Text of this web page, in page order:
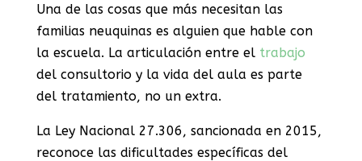
Una de las cosas que más necesitan las
familias neuquinas es alguien que hable con
la escuela. La articulación entre el trabajo
del consultorio y la vida del aula es parte
del tratamiento, no un extra.
La Ley Nacional 27.306, sancionada en 2015,
reconoce las dificultades específicas del